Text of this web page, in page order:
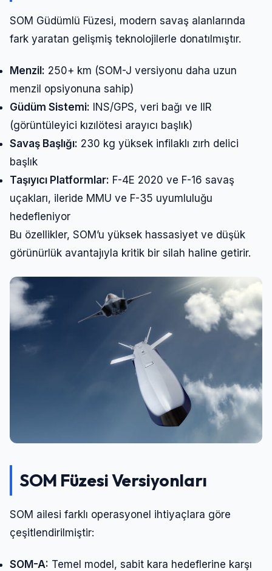
SOM Güdümlü Füzesi, modern savaş alanlarında
fark yaratan gelişmiş teknolojilerle donatılmıştır.
Menzil: 250+ km (SOM-J versiyonu daha uzun
menzil opsiyonuna sahip)
Güdüm Sistemi: INS/GPS, veri bağı ve IIR
(görüntüleyici kızılötesi arayıcı başlık)
Savaş Başlığı: 230 kg yüksek infilaklı zırh delici
başlık
Taşıyıcı Platformlar: F-4E 2020 ve F-16 savaş
uçakları, ileride MMU ve F-35 uyumluluğu
hedefleniyor
Bu özellikler, SOM’u yüksek hassasiyet ve düşük
görünürlük avantajıyla kritik bir silah haline getirir.
SOM Füzesi Versiyonları
SOM ailesi farklı operasyonel ihtiyaçlara göre
çeşitlendirilmiştir:
SOM-A: Temel model, sabit kara hedeflerine karşı